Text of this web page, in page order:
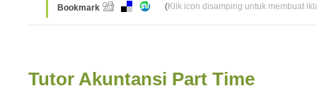
Bookmark
(Klik icon disamping untuk membuat
Tutor Akuntansi Part Time